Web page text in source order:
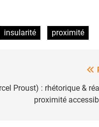
insularité proximité
Proust) : rhétorique &
proximité